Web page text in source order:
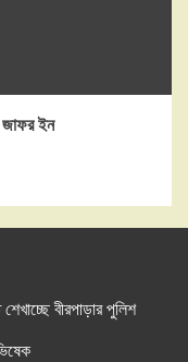
জাফর ইন
বীরপাড়ার পুলিশ